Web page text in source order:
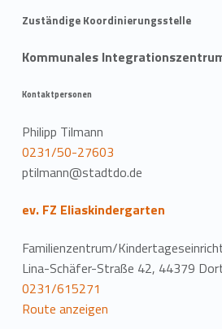
Zuständige Koordinierungsstelle
Kommunales
Kontaktpersonen
Philipp Tilmann
0231/50-27603
ptilmann@stadtdo.de
ev. FZ Eliaskindergarten
Familienzentrum/
Lina-Schäfer-Straße 42, 44379
0231/615271
Route anzeigen